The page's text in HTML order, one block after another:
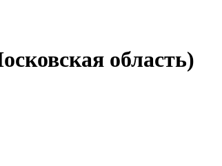
область)